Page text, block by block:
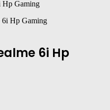
6i Hp Gaming
6i Hp